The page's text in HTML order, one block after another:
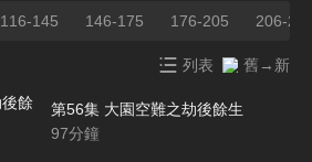
116-145 146-175 176-205 206-
列表 舊→新
第56集 大園空難之劫後餘生
97分鐘